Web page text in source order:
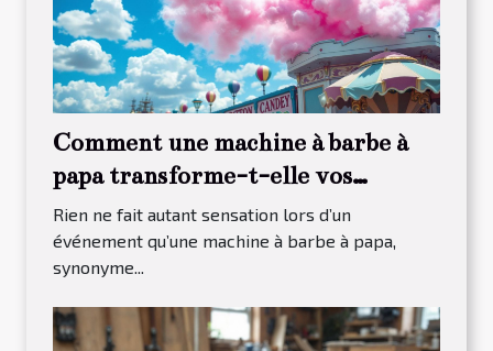
Comment une machine à barbe à
papa transforme-t-elle vos
événements ?
Rien ne fait autant sensation lors d’un
événement qu’une machine à barbe à papa,
synonyme...